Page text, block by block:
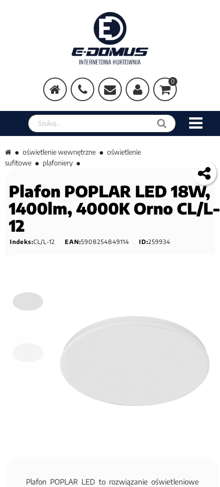
0
Szukaj w sklepie
oświetlenie wewnętrzne
oświetlenie
sufitowe
plafoniery
Plafon POPLAR LED 18W,
1400lm, 4000K Orno CL/L-
12
Indeks:CL/L-12 EAN:5908254849114 ID:259934
Plafon POPLAR LED to rozwiązanie oświetleniowe